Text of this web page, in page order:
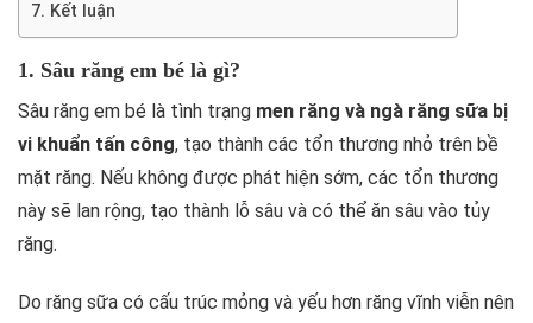
7. Kết luận
1. Sâu răng em bé là gì?
Sâu răng em bé là tình trạng men răng và ngà răng sữa bị
vi khuẩn tấn công, tạo thành các tổn thương nhỏ trên bề
mặt răng. Nếu không được phát hiện sớm, các tổn thương
này sẽ lan rộng, tạo thành lỗ sâu và có thể ăn sâu vào tủy
răng.
Do răng sữa có cấu trúc mỏng và yếu hơn răng vĩnh viễn nên